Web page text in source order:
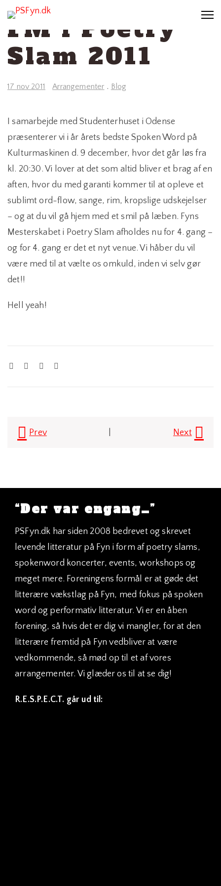
FM i Poetry
Slam 2011
17 nov 2011 Arrangementer . Blog
I samarbejde med Studenterhuset i Odense
præsenterer vi i år årets bedste Spoken Word på
Kulturmaskinen d. 9 december, hvor det går løs fra
kl. 20:30. Vi lover at det som altid bliver et brag af en
aften, hvor du med garanti kommer til at opleve et
sublimt ord-flow, sange, rim, kropslige udskejelser
– og at du vil gå hjem med et smil på læben. Fyns
Mesterskabet i Poetry Slam afholdes nu for 4. gang –
og for 4. gang er det et nyt venue. Vi håber du vil
være med til at vælte os omkuld, inden vi selv gør
det!!
Hell yeah!
Post
Prev Next
“Der var engang…”
PSFyn.dk har siden 2008 bedrevet og skrevet
levende litteratur på Fyn i form af poetry slams,
spokenword koncerter, events, workshops og
meget mere. Foreningens formål er at gøde det
litterære vækstlag på Fyn, med fokus på spoken
word og performativ litteratur. Vi er en åben
forening, så hvis det er dig vi mangler, for at den
litterære fremtid på Fyn vedbliver at være
vedkommende, så mød op til et af vores
arrangementer. Vi glæder os til at se dig!
R.E.S.P.E.C.T. går ud til: